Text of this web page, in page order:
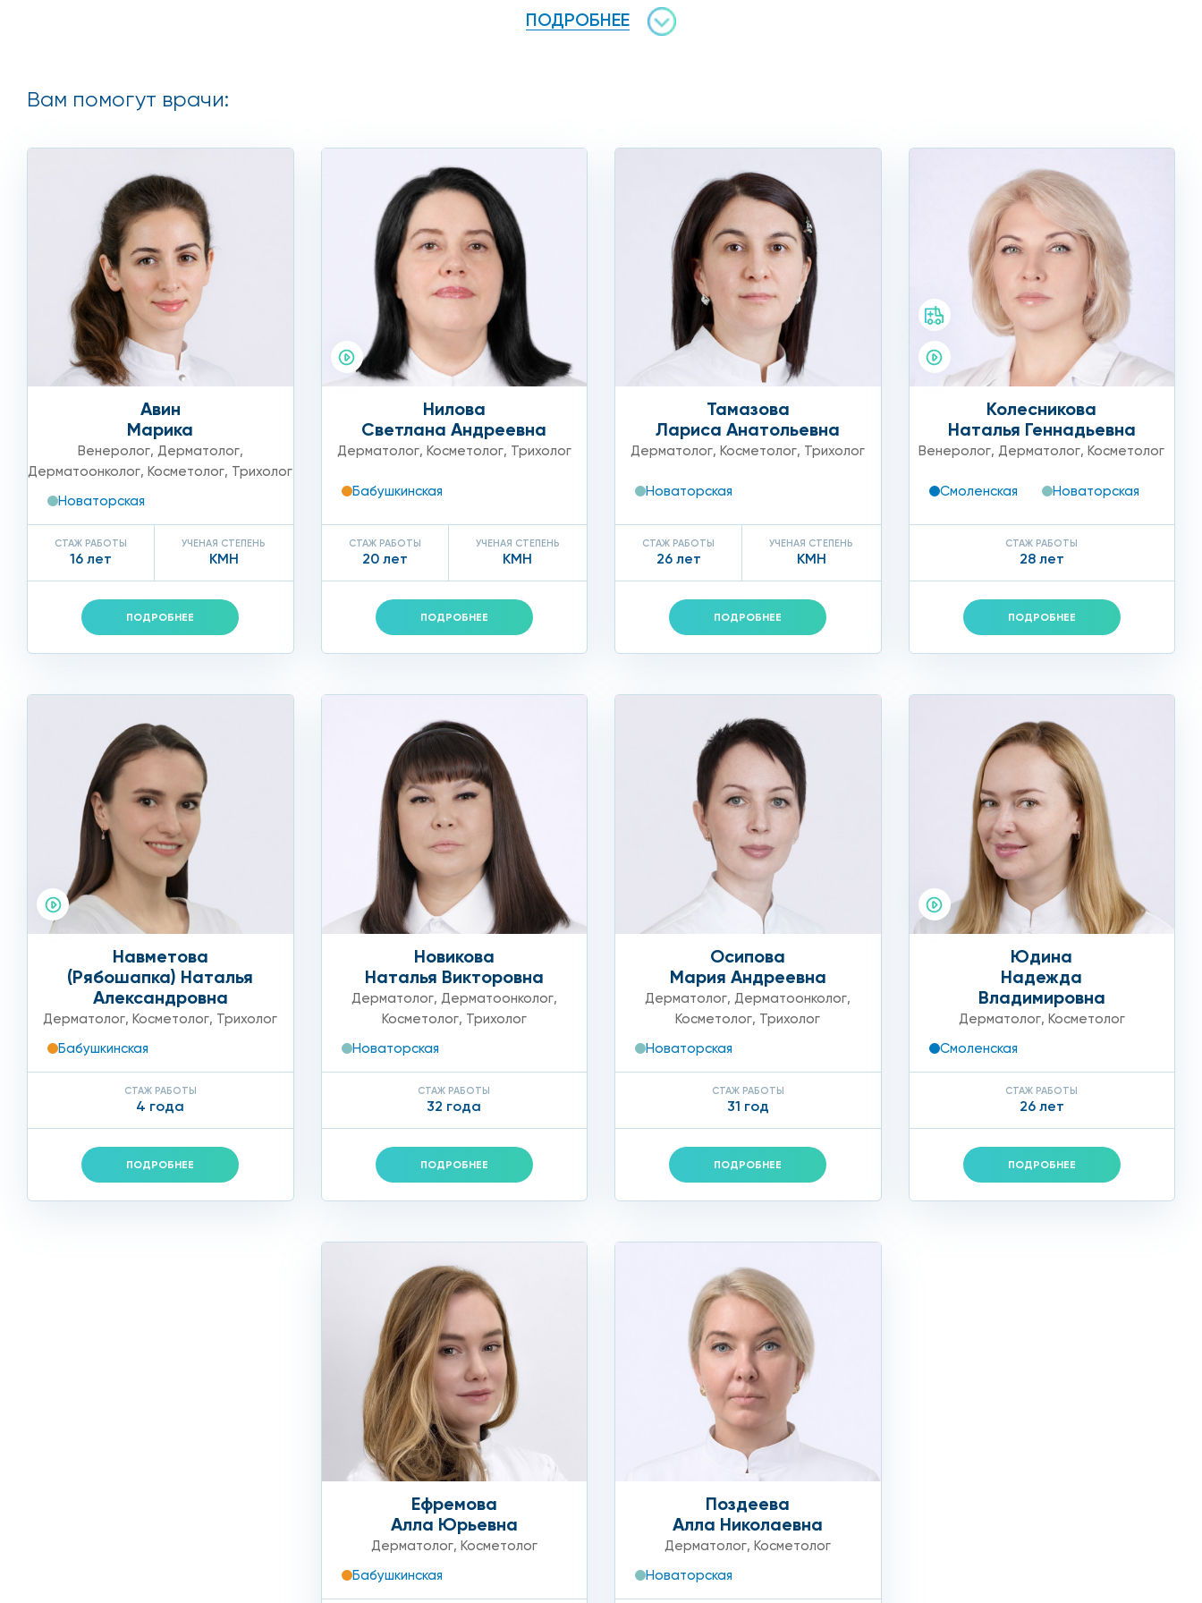
воспаления и инфекционные поражения кожи;
сахарный диабет;
заболевания сердца и сосудов;
пациент имеет свежий загар.
Узнать, сколько стоит процедура и более подробную информацию о ней можно, позвонив в клинику.
Быстрое и качественное удаление гемангиом радиоволнами в Москве
Если вы еще думаете, где сделать эту процедуру, то выбирайте клинику «Столица» в Москве. Наши цены значительно ниже, чем у конкурентов, а многолетний опыт
наших врачей и их высокая квалификация — залог успешного прохождения процедуры!
ПОДРОБНЕЕ
Вам помогут врачи:
Авин
Марика
Венеролог, Дерматолог,
Дерматоонколог, Косметолог, Трихолог
Новаторская
СТАЖ РАБОТЫ
16 лет
УЧЕНАЯ СТЕПЕНЬ
КМН
ПОДРОБНЕЕ
Нилова
Светлана Андреевна
Дерматолог, Косметолог, Трихолог
Бабушкинская
СТАЖ РАБОТЫ
20 лет
УЧЕНАЯ СТЕПЕНЬ
КМН
ПОДРОБНЕЕ
Тамазова
Лариса Анатольевна
Дерматолог, Косметолог, Трихолог
Новаторская
СТАЖ РАБОТЫ
26 лет
УЧЕНАЯ СТЕПЕНЬ
КМН
ПОДРОБНЕЕ
Колесникова
Наталья Геннадьевна
Венеролог,Дерматолог, Косметолог
Смоленская Новаторская
СТАЖ РАБОТЫ
28 лет
ПОДРОБНЕЕ
Навметова
(Рябошапка) Наталья
Александровна
Дерматолог, Косметолог, Трихолог
Бабушкинская
СТАЖ РАБОТЫ
4 года
ПОДРОБНЕЕ
Новикова
Наталья Викторовна
Дерматолог, Дерматоонколог,
Косметолог, Трихолог
Новаторская
СТАЖ РАБОТЫ
32 года
ПОДРОБНЕЕ
Осипова
Мария Андреевна
Дерматолог,Дерматоонколог,
Косметолог, Трихолог
Новаторская
СТАЖ РАБОТЫ
31 год
ПОДРОБНЕЕ
Юдина
Надежда
Владимировна
Дерматолог, Косметолог
Смоленская
СТАЖ РАБОТЫ
26 лет
ПОДРОБНЕЕ
Ефремова
Алла Юрьевна
Дерматолог, Косметолог
Бабушкинская
Поздеева
Алла Николаевна
Дерматолог,Косметолог
Новаторская